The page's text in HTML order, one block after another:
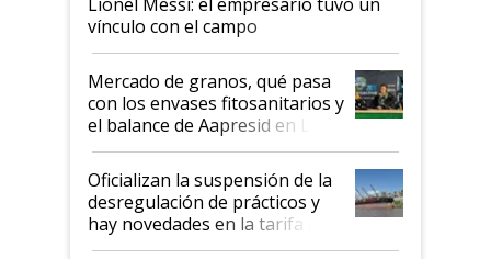
vínculo con el campo
Mercado de granos, qué pasa
con los envases fitosanitarios y
el balance de Aapresid en La
Posta
Oficializan la suspensión de la
desregulación de prácticos y
hay novedades en la tarifa de
la hidrovía